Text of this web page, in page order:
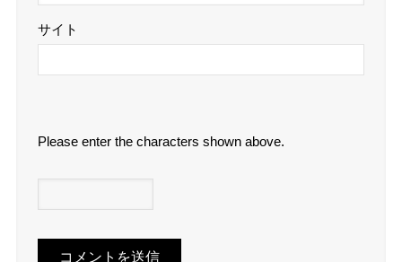
サイト
Please enter the characters shown above.